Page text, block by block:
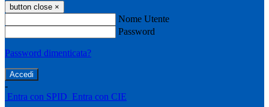
button close ×
Nome Utente
Password
Password dimenticata?
-
Entra con SPID Entra con CIE